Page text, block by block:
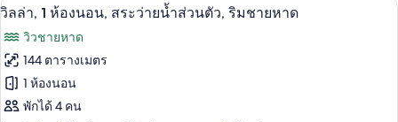
มี
ให้
สำหรับ
ห้อง
พัก
เปิด
ภาพถ่าย
ทั้งหมด
ของ
วิลล่า,
7
วิลล่า, 1 ห้องนอน, สระว่ายน้ำส่วนตัว, ริมชายหาด
วิวชายหาด
144 ตารางเมตร
1 ห้องนอน
พักได้ 4 คน